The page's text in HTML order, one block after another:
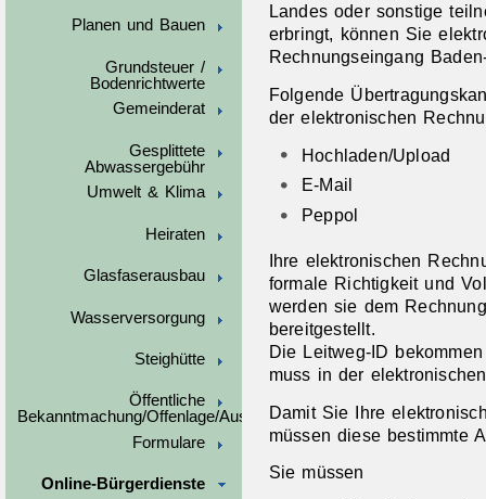
Planen und Bauen
Grundsteuer /
Bodenrichtwerte
Gemeinderat
Gesplittete
Abwassergebühr
Umwelt & Klima
Heiraten
Glasfaserausbau
Wasserversorgung
Steighütte
Öffentliche
Bekanntmachung/Offenlage/Ausschreibungen
Formulare
Online-Bürgerdienste
Landes oder sonstige
erbringt, können Sie
Rechnungseingang
Folgende
der elektronischen
Hochladen/Upload
E-Mail
Peppol
Ihre elektronischen
formale Richtigkeit und
werden sie dem
bereitgestellt.
Die Leitweg-ID
muss in der
Damit Sie Ihre
müssen diese bestimmte
Sie müssen